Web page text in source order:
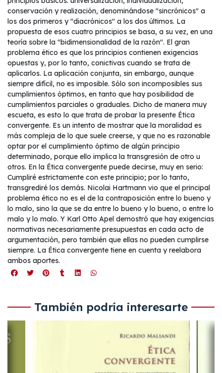
conservación y realización, denominándose "sincrónicos" a
los dos primeros y "diacrónicos" a los dos últimos. La
propuesta de esos cuatro principios se basa, a su vez, en una
teoría sobre la "bidimensionalidad de la razón". El gran
problema ético es que los principios contienen exigencias
opuestas y, por lo tanto, conictivas cuando se trata de
aplicarlos. La aplicación conjunta, sin embargo, aunque
siempre difícil, no es imposible. Sólo son incomposibles sus
cumplimientos óptimos, en tanto que hay posibilidad de
cumplimientos parciales o graduales. Dicho de manera muy
escueta, es esto lo que trata de probar la presente Ética
convergente. Es un intento de mostrar que la moralidad es
más compleja de lo que suele creerse, y que no es razonable
optar por el cumplimiento óptimo de algún principio
determinado, porque ello implica la transgresión de otro u
otros. En la Ética convergente puede decirse, muy en serio:
Cumpliré estrictamente con este principio; por lo tanto,
transgrediré los demás. Nicolai Hartmann vio que el principal
problema ético no es el de la contraposición entre lo bueno y
lo malo, sino la que se da entre lo bueno y lo bueno, o entre lo
malo y lo malo. Y Karl Otto Apel demostró que hay exigencias
normativas necesariamente presupuestas en cada acto de
argumentación, pero también que ellas no pueden cumplirse
siempre. La Ética convergente tiene en cuenta y reelabora
ambos aportes.
También podría interesarte